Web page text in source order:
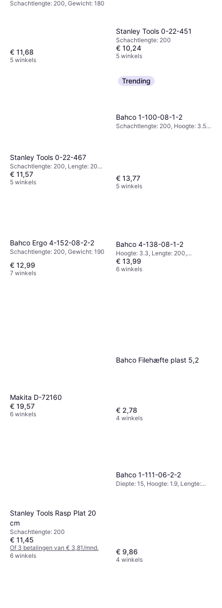
Schachtlengte: 200, Gewicht: 180
€ 11,68
5 winkels
Stanley Tools 0-22-451
Schachtlengte: 200
€ 10,24
5 winkels
Stanley Tools 0-22-467
Schachtlengte: 200, Lengte: 200,
Gewicht: 227
€ 11,57
5 winkels
Trending
Bahco 1-100-08-1-2
Schachtlengte: 200, Hoogte: 3.5,
€ 13,77
5 winkels
Bahco Ergo 4-152-08-2-2
Schachtlengte: 200, Gewicht: 190
€ 12,99
7 winkels
Bahco 4-138-08-1-2
Hoogte: 3.3, Lengte: 200,
Gewicht: 160
€ 13,99
6 winkels
Makita D-72160
€ 19,57
6 winkels
Bahco Filehæfte plast 5,2
€ 2,78
4 winkels
Stanley Tools Rasp Plat 20
cm
Schachtlengte: 200
€ 11,45
Of 3 betalingen van € 3,81/mnd.
6 winkels
Bahco 1-111-06-2-2
Diepte: 15, Hoogte: 1.9, Lengte:
€ 9,86
4 winkels